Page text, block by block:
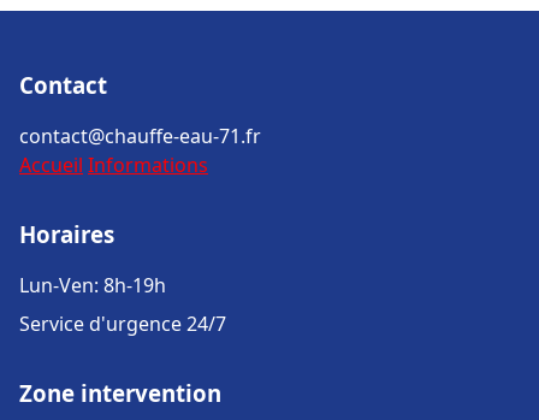
Contact
contact@chauffe-eau-71.fr
Accueil Informations
Horaires
Lun-Ven: 8h-19h
Service d'urgence 24/7
Zone intervention